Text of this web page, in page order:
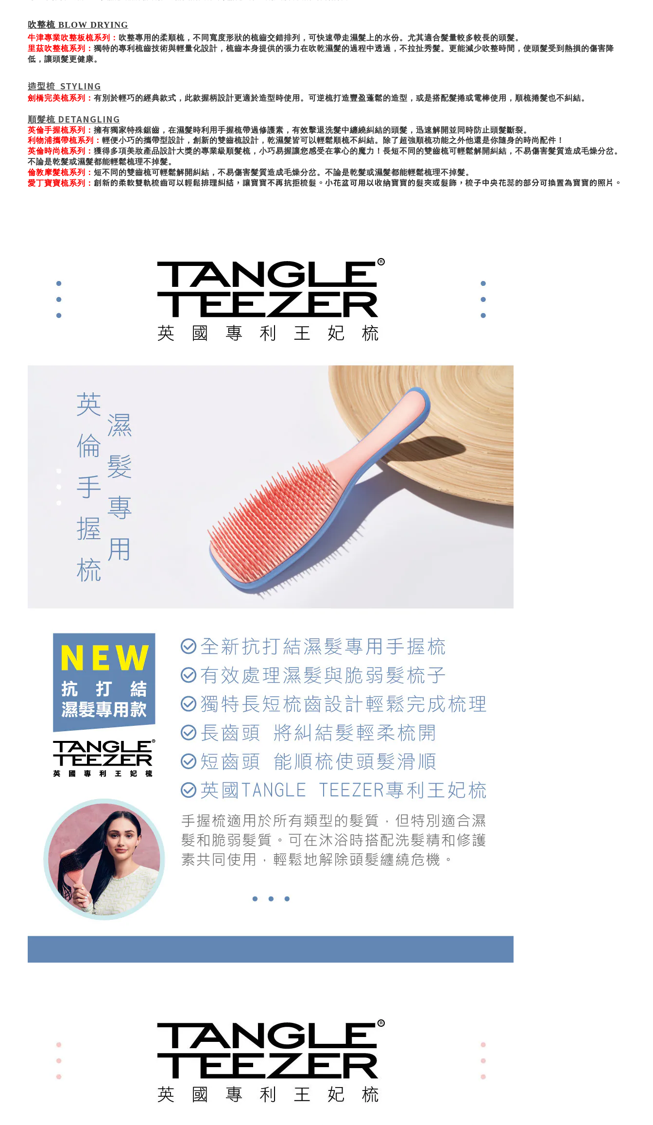
吹整梳 BLOW DRYING
牛津專業吹整板梳系列： 吹整專用的柔順梳，不同寬度形狀的梳齒交錯排列，可快速帶走濕髮上的水份。尤其適合髮量較多較長的頭髮。
里茲吹整梳系列： 獨特的專利梳齒技術與輕量化設計，梳齒本身提供的張力在吹乾濕髮的過程中透過，不拉扯秀髮。更能減少吹整時間，使頭髮受到熱損的傷害降
低，讓頭髮更健康。
造型梳 STYLING
劍橋完美梳系列： 有別於輕巧的經典款式，此款握柄設計更適於造型時使用。可逆梳打造豐盈蓬鬆的造型，或是搭配髮捲或電棒使用，順梳捲髮也不糾結。
順髮梳 DETANGLING
英倫手握梳系列： 擁有獨家特殊鋸齒，在濕髮時利用手握梳帶過修護素，有效擊退洗髮中纏繞糾結的頭髮，迅速解開並同時防止頭髮斷裂。
利物浦攜帶梳系列： 輕便小巧的攜帶型設計，創新的雙齒梳設計，乾濕髮皆可以輕鬆順梳不糾結。除了超強順梳功能之外他還是你隨身的時尚配件！
英倫時尚梳系列： 獲得多項美妝產品設計大獎的專業級順髮梳，小巧易握讓您感受在掌心的魔力！長短不同的雙齒梳可輕鬆解開糾結，不易傷害髮質造成毛燥分岔。
不論是乾髮或濕髮都能輕鬆梳理不掉髮。
倫敦摩髮梳系列： 短不同的雙齒梳可輕鬆解開糾結，不易傷害髮質造成毛燥分岔。不論是乾髮或濕髮都能輕鬆梳理不掉髮。
愛丁寶寶梳系列： 創新的柔軟雙軌梳齒可以輕鬆排理糾結，讓寶寶不再抗拒梳髮。小花盆可用以收納寶寶的髮夾或髮飾，梳子中央花蕊的部分可換置為寶寶的照片。